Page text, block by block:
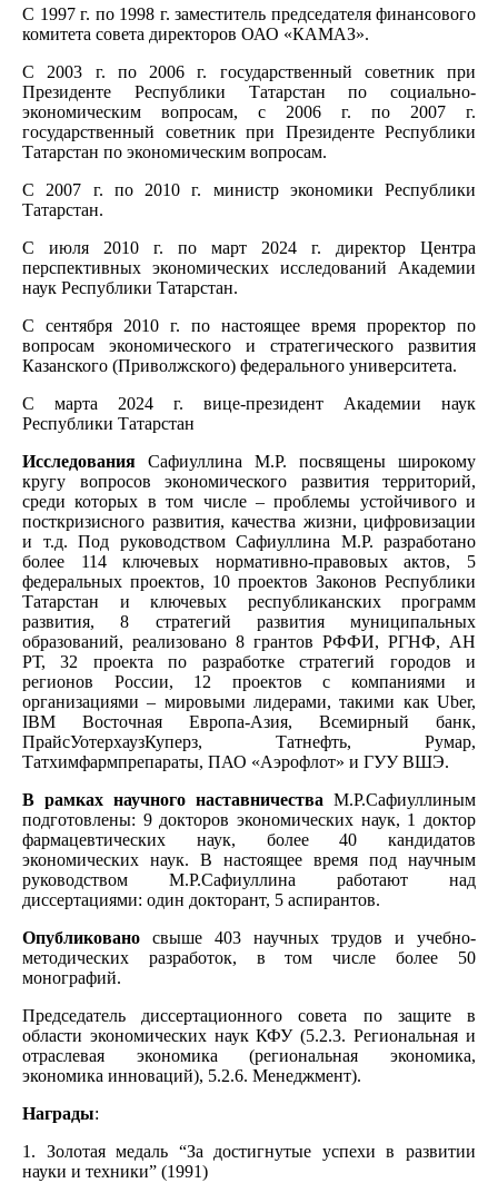
С 1997 г. по 1998 г. заместитель председателя финансового
комитета совета директоров ОАО «КАМАЗ».
С 2003 г. по 2006 г. государственный советник при
Президенте Республики Татарстан по социально-
экономическим вопросам, с 2006 г. по 2007 г.
государственный советник при Президенте Республики
Татарстан по экономическим вопросам.
С 2007 г. по 2010 г. министр экономики Республики
Татарстан.
С июля 2010 г. по март 2024 г. директор Центра
перспективных экономических исследований Академии
наук Республики Татарстан.
С сентября 2010 г. по настоящее время проректор по
вопросам экономического и стратегического развития
Казанского (Приволжского) федерального университета.
С марта 2024 г. вице-президент Академии наук
Республики Татарстан
Исследования Сафиуллина М.Р. посвящены широкому
кругу вопросов экономического развития территорий,
среди которых в том числе – проблемы устойчивого и
посткризисного развития, качества жизни, цифровизации
и т.д. Под руководством Сафиуллина М.Р. разработано
более 114 ключевых нормативно-правовых актов, 5
федеральных проектов, 10 проектов Законов Республики
Татарстан и ключевых республиканских программ
развития, 8 стратегий развития муниципальных
образований, реализовано 8 грантов РФФИ, РГНФ, АН
РТ, 32 проекта по разработке стратегий городов и
регионов России, 12 проектов с компаниями и
организациями – мировыми лидерами, такими как Uber,
IBM Восточная Европа-Азия, Всемирный банк,
ПрайсУотерхаузКуперз, Татнефть, Румар,
Татхимфармпрепараты, ПАО «Аэрофлот» и ГУУ ВШЭ.
В рамках научного наставничества М.Р.Сафиуллиным
подготовлены: 9 докторов экономических наук, 1 доктор
фармацевтических наук, более 40 кандидатов
экономических наук. В настоящее время под научным
руководством М.Р.Сафиуллина работают над
диссертациями: один докторант, 5 аспирантов.
Опубликовано свыше 403 научных трудов и учебно-
методических разработок, в том числе более 50
монографий.
Председатель диссертационного совета по защите в
области экономических наук КФУ (5.2.3. Региональная и
отраслевая экономика (региональная экономика,
экономика инноваций), 5.2.6. Менеджмент).
Награды:
1. Золотая медаль “За достигнутые успехи в развитии
науки и техники” (1991)